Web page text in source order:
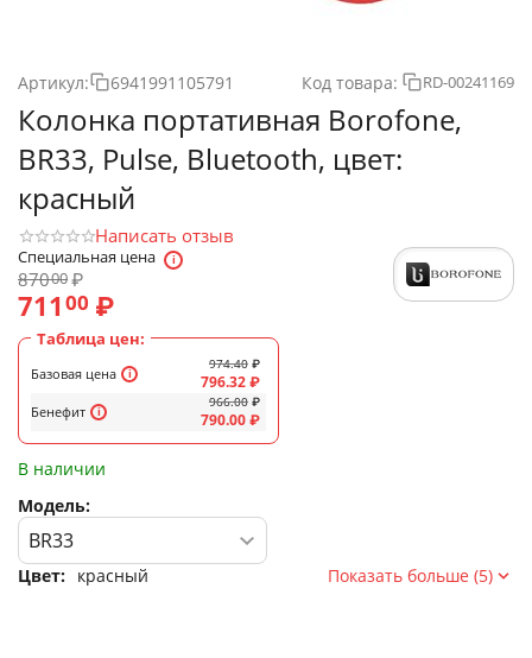
Артикул: 6941991105791 Код товара: RD-00241169
Колонка портативная Borofone,
BR33, Pulse, Bluetooth, цвет:
красный
Написать отзыв
Специальная цена
87000₽
711 00 ₽
Таблица цен:
Базовая цена
Бенефит
974.40 ₽
796.32₽
966.00 ₽
790.00₽
В наличии
Модель:
Цвет: красный Показать больше (5)